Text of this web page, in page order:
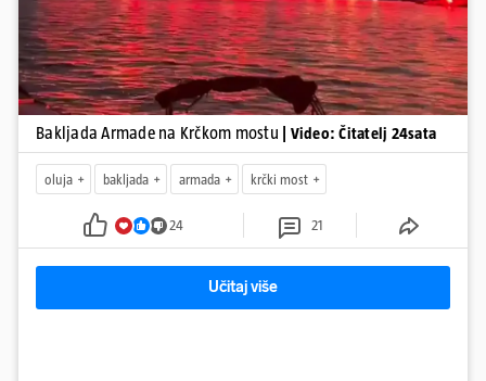
Bakljada Armade na Krčkom mostu | Video: Čitatelj 24sata
oluja bakljada armada krčki most
24 21
Učitaj više